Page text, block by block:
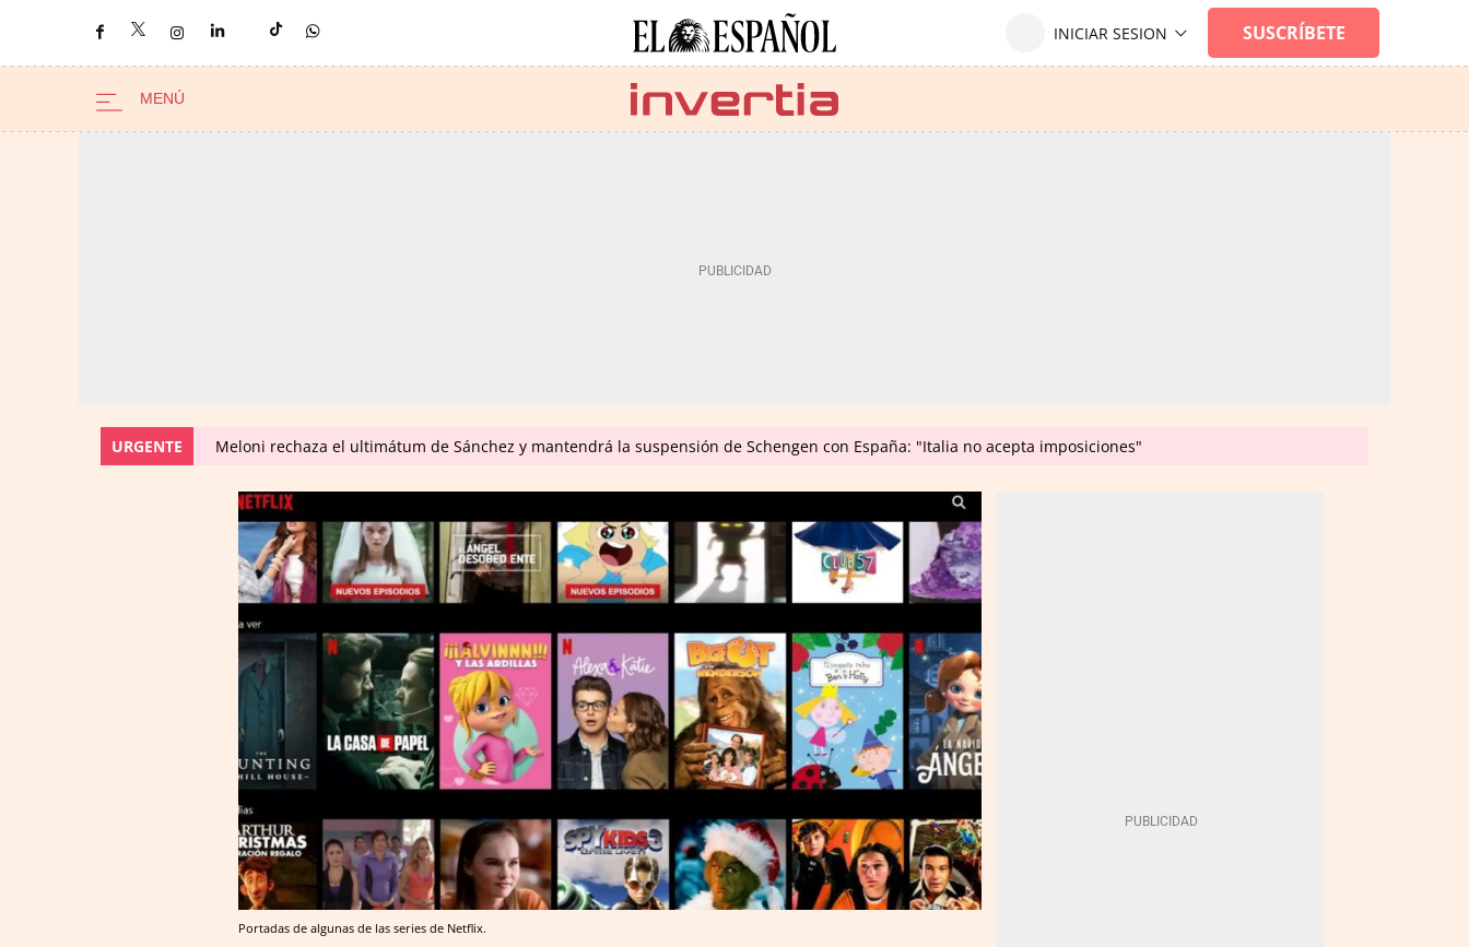
URGENTE Meloni rechaza el ultimátum de Sánchez y mantendrá la suspensión de Schengen con España: "Italia no acepta imposiciones"
Portadas de algunas de las series de Netflix.